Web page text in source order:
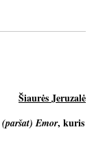
Šiaurės Jeruzalė
(paršat) Emor, kuris